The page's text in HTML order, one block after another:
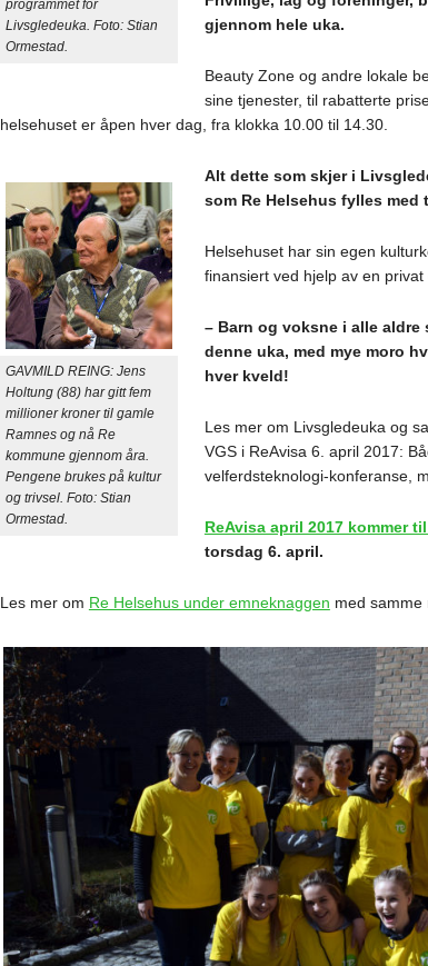
programmet for
Livsgledeuka. Foto: Stian
Ormestad.
gjennom hele uka.
Beauty Zone og andre lokale
sine tjenester, til rabatterte
helsehuset er åpen hver dag, fra klokka 10.00 til 14.30.
GAVMILD REING: Jens
Holtung (88) har gitt fem
millioner kroner til gamle
Ramnes og nå Re
kommune gjennom åra.
Pengene brukes på kultur
og trivsel. Foto: Stian
Ormestad.
Alt dette som skjer i
som Re Helsehus fylles med
Helsehuset har sin egen
finansiert ved hjelp av en
– Barn og voksne i alle aldre
denne uka, med mye moro
hver kveld!
Les mer om Livsgledeuka og
VGS i ReAvisa 6. april 2017:
velferdsteknologi-konferanse,
ReAvisa april 2017 kommer
torsdag 6. april.
Les mer om Re Helsehus under emneknaggen med samme